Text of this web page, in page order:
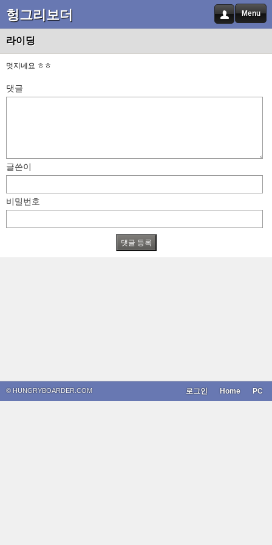
헝그리보더 Menu
라이딩
멋지네요 ㅎㅎ
댓글
글쓴이
비밀번호
© HUNGRYBOARDER.COM PC
Home
로그인